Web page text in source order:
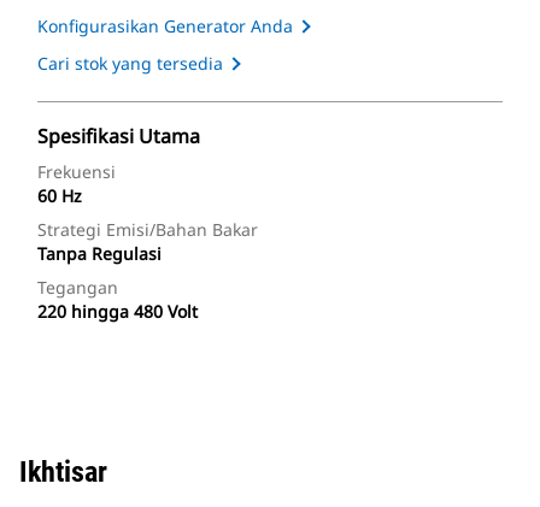
Konfigurasikan Generator Anda
Cari stok yang tersedia
Spesifikasi Utama
Frekuensi
60 Hz
Strategi Emisi/Bahan Bakar
Tanpa Regulasi
Tegangan
220 hingga 480 Volt
Ikhtisar